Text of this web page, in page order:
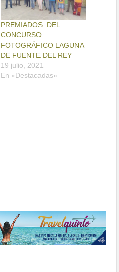
PREMIADOS DEL
CONCURSO
FOTOGRÁFICO LAGUNA
DE FUENTE DEL REY
19 julio, 2021
En «Destacadas»